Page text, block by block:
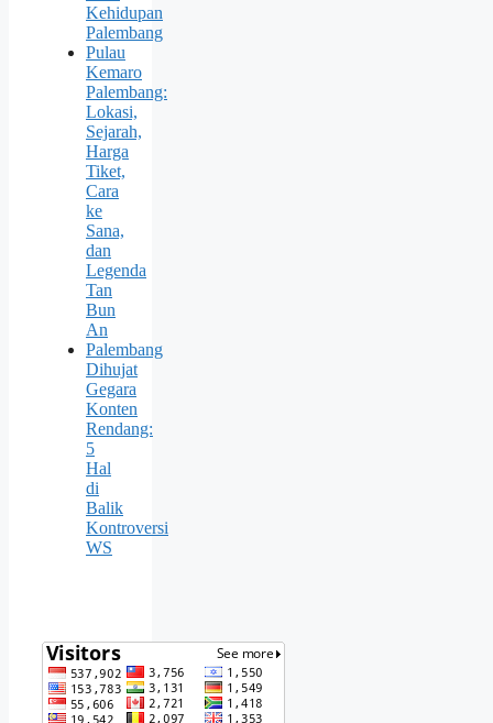
Kehidupan
Palembang
Pulau
Kemaro
Palembang:
Lokasi,
Sejarah,
Harga
Tiket,
Cara
ke
Sana,
dan
Legenda
Tan
Bun
An
Palembang
Dihujat
Gegara
Konten
Rendang:
5
Hal
di
Balik
Kontroversi
WS